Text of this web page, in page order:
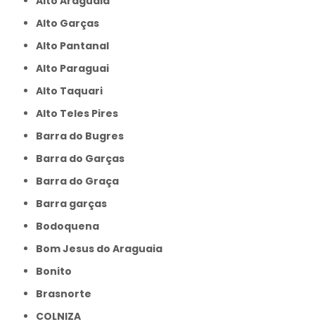
Alto Garças
Alto Pantanal
Alto Paraguai
Alto Taquari
Alto Teles Pires
Barra do Bugres
Barra do Garças
Barra do Graça
Barra garças
Bodoquena
Bom Jesus do Araguaia
Bonito
Brasnorte
COLNIZA